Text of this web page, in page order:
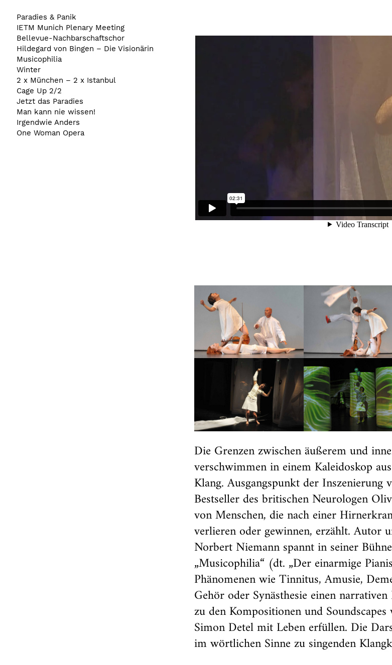
Die Grenzen zwischen äußerem und
verschwimmen in einem Kaleidoskop
Klang. Ausgangspunkt der Inszenierung
Bestseller des britischen Neurologen
von Menschen, die nach einer
verlieren oder gewinnen, erzählt. Autor
Norbert Niemann spannt in seiner
„Musicophilia“ (dt. „Der einarmige
Phänomenen wie Tinnitus, Amusie,
Gehör oder Synästhesie einen
zu den Kompositionen und
Simon Detel mit Leben erfüllen. Die
im wörtlichen Sinne zu singenden
Paradies & Panik
IETM Munich Plenary Meeting
Bellevue-Nachbarschaftschor
Hildegard von Bingen – Die Visionärin
Musicophilia
Winter
2 x München – 2 x Istanbul
Cage Up 2/2
Jetzt das Paradies
Man kann nie wissen!
Irgendwie Anders
One Woman Opera